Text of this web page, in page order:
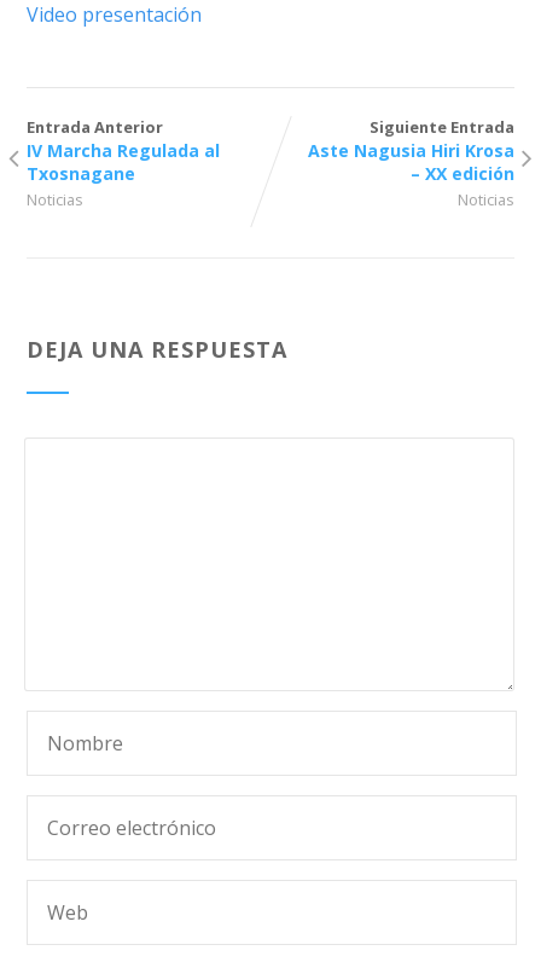
Video presentación
Entrada Anterior
IV Marcha Regulada al
Txosnagane
Noticias
Siguiente Entrada
Aste Nagusia Hiri Krosa
– XX edición
Noticias
DEJA UNA RESPUESTA